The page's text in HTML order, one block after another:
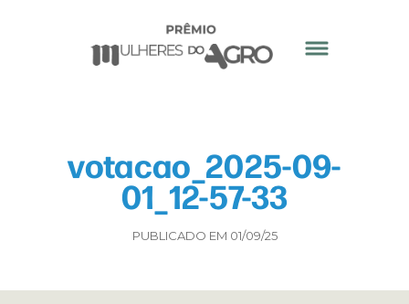
votacao_2025-09-
01_12-57-33
PUBLICADO EM 01/09/25